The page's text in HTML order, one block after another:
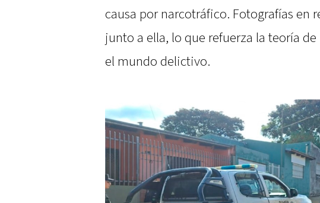
causa por narcotráfico. Fotografías en
junto a ella, lo que refuerza la teoría
el mundo delictivo.